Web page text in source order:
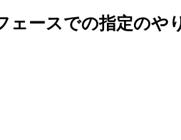
ースでの指定のや